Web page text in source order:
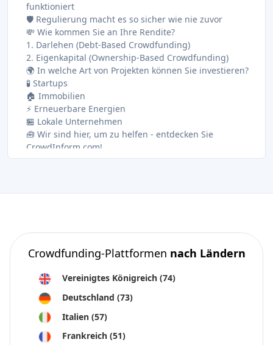
funktioniert
🛡️ Regulierung macht es so sicher wie nie zuvor
💸 Wie kommen Sie an Ihre Rendite?
1. Darlehen (Debt-Based Crowdfunding)
2. Eigenkapital (Ownership-Based Crowdfunding)
🌍 In welche Art von Projekten können Sie investieren?
🧪 Startups
🏠 Immobilien
⚡ Erneuerbare Energien
🏪 Lokale Unternehmen
🧰 Wir sind hier, um zu helfen - entdecken Sie
CrowdInform.com!
⚠️ Letzte Worte - Investieren Sie klug
Crowdfunding-Plattformen nach Ländern
Vereinigtes Königreich (74)
Deutschland (73)
Italien (57)
Frankreich (51)